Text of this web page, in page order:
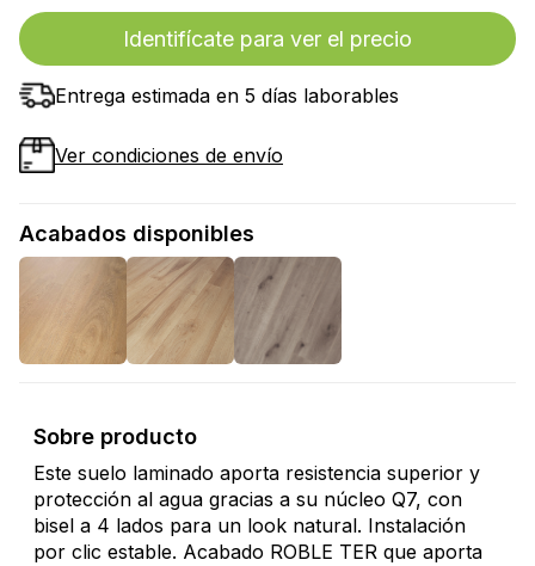
Identifícate para ver el precio
Entrega estimada en 5 días laborables
Ver condiciones de envío
Acabados disponibles
Sobre producto
Este suelo laminado aporta resistencia superior y
protección al agua gracias a su núcleo Q7, con
bisel a 4 lados para un look natural. Instalación
por clic estable. Acabado ROBLE TER que aporta